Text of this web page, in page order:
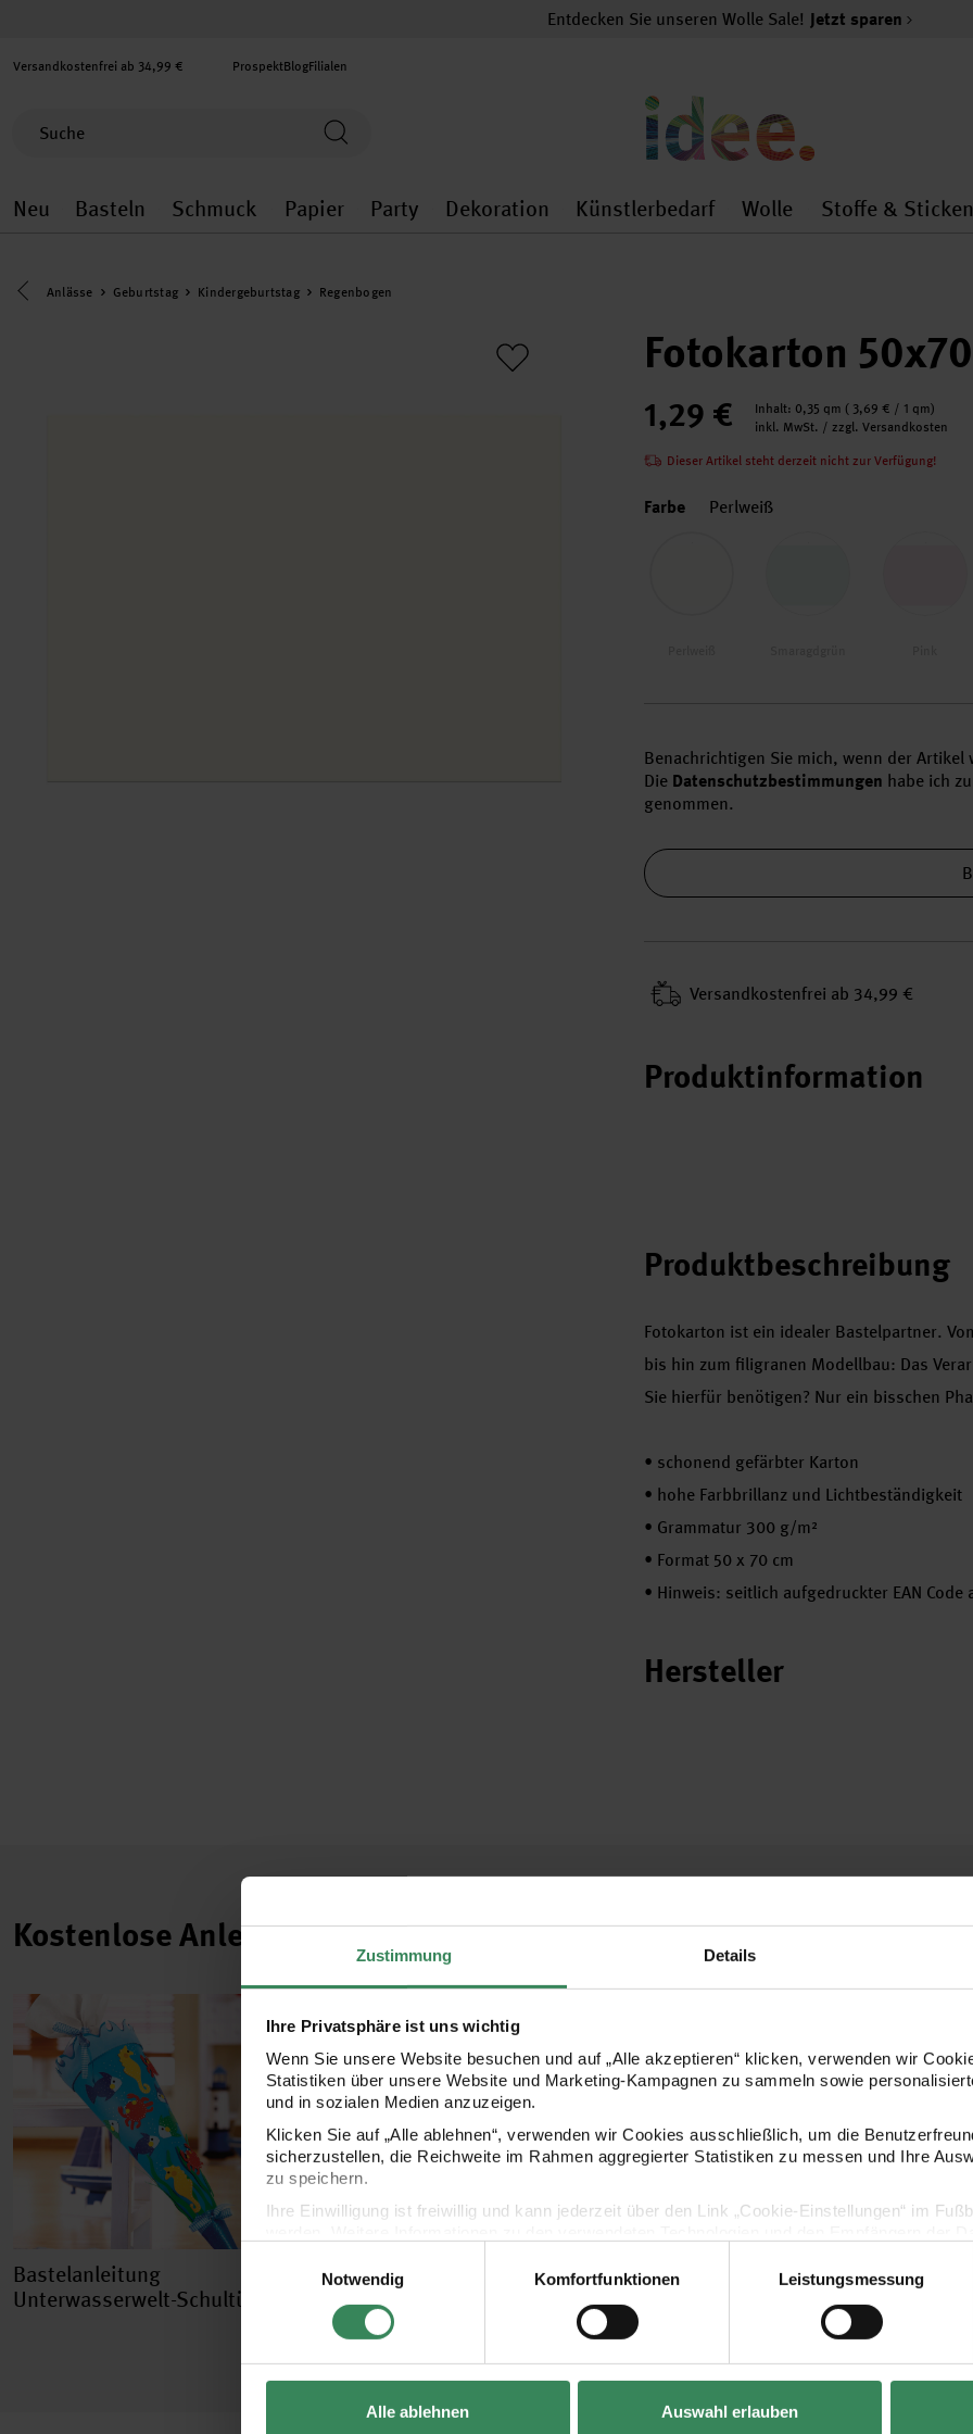
Zustimmung Details
Ihre Privatsphäre ist uns wichtig
Wenn Sie unsere Website besuchen und auf „Alle akzeptieren“ klicken, verwenden wir
Statistiken über unsere Website und Marketing-Kampagnen zu sammeln sowie
und in sozialen Medien anzuzeigen.
Klicken Sie auf „Alle ablehnen“, verwenden wir Cookies ausschließlich, um die
sicherzustellen, die Reichweite im Rahmen aggregierter Statistiken zu messen und Ihre
zu speichern.
Ihre Einwilligung ist freiwillig und kann jederzeit über den Link „Cookie-Einstellungen“ im
Impressum
Datenschutz Vertrag widerrufen
Notwendig
Komfortfunktionen Leistungsmessung
Alle ablehnen Auswahl erlauben
Entdecken Sie unseren Wolle Sale! Jetzt sparen
Versandkostenfrei ab 34,99 € ProspektBlogFilialen
Neu
Neu general.openMenu
Basteln
Basteln general.openMenu
Schmuck
Schmuck general.openMenu
Papier
Papier general.openMenu
Party
Party general.openMenu
Dekoration
Dekoration general.openMenu
Künstlerbedarf
Künstlerbedarf
Wolle
Wolle
Stoffe & Sticken
Eine Kategorie zurück navigieren
Anlässe Geburtstag Kindergeburtstag Regenbogen
Fotokarton
1,29 € Inhalt: 0,35 qm ( 3,69 € / 1 qm)
inkl. MwSt. / zzgl. Versandkosten
Dieser Artikel steht derzeit nicht zur Verfügung!
Farbe Perlweiß
Benachrichtigen Sie mich, wenn der Artikel
Die Datenschutzbestimmungen habe ich
genommen.
Versand­kosten­frei ab 34,99 €
Produktinformation
Produktbeschreibung
Fotokarton ist ein idealer Bastelpartner.
bis hin zum filigranen Modellbau: Das
Sie hierfür benötigen? Nur ein bisschen
• schonend gefärbter Karton
• hohe Farbbrillanz und Lichtbeständigkeit
• Grammatur 300 g/m²
• Format 50 x 70 cm
• Hinweis: seitlich aufgedruckter EAN Code
Hersteller
Kostenlose Anleitungen.
Bastelanleitung
Unterwasserwelt-Schultüte
Bastelanleitung
Plüschhasen als Wanddeko
Bastelanleitung
Osterhasen aus Spitztüten